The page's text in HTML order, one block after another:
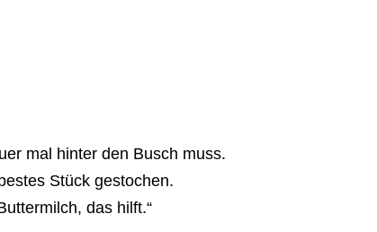
mal hinter den Busch muss.
Stück gestochen.
das hilft.“